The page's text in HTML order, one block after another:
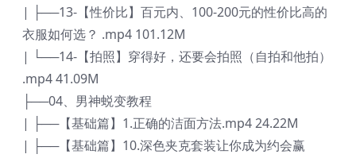
| ├──13-【性价比】百元内、100-200元的性价比高的
衣服如何选？ .mp4 101.12M
| └──14-【拍照】穿得好，还要会拍照（自拍和他拍）
.mp4 41.09M
├──04、男神蜕变教程
| ├──【基础篇】1.正确的洁面方法.mp4 24.22M
| ├──【基础篇】10.深色夹克套装让你成为约会赢